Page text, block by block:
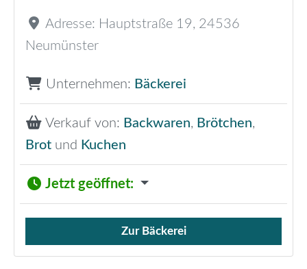
Adresse: Hauptstraße 19, 24536
Neumünster
Unternehmen: Bäckerei
Verkauf von: Backwaren, Brötchen,
Brot und Kuchen
Jetzt geöffnet:
Verkauf von Brötchen,
Zur Bäckerei